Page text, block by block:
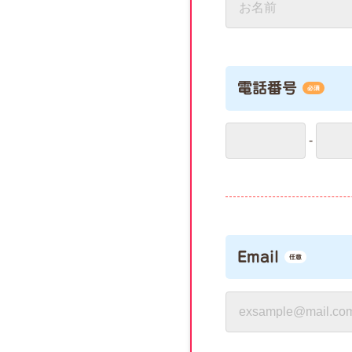
電話番号 必須
-
Email 任意